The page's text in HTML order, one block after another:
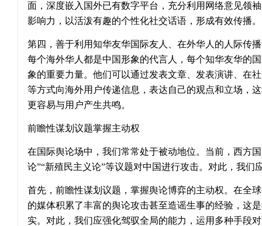
面，深度嵌入国外已有数字平台，充分利用网络意见领
影响力，以活泼有趣的个性化社交话语，形成有效传播。
第四，善于利用知华友华国际友人、在外华人的人际传
每个海外华人都是中国形象的代言人，每个知华友华的
象的重要力量。他们可以通过发表文章、发表演讲、在
等方式向海外用户传递信息，表达自己的观点和立场，
更容易与用户产生共鸣。
前瞻性谋划议题掌握主动权
在国际舆论场中，我们常常处于被动地位。当前，西方
论”“新殖民主义论”等议题对中国进行攻击。对此，我们
首先，前瞻性谋划议题，掌握舆论博弈的主动权。在全
的媒体积累了丰富的舆论攻击甚至造谣生事的经验，这
实。对此，我们应强化驾驭全局的能力，运用多种手段